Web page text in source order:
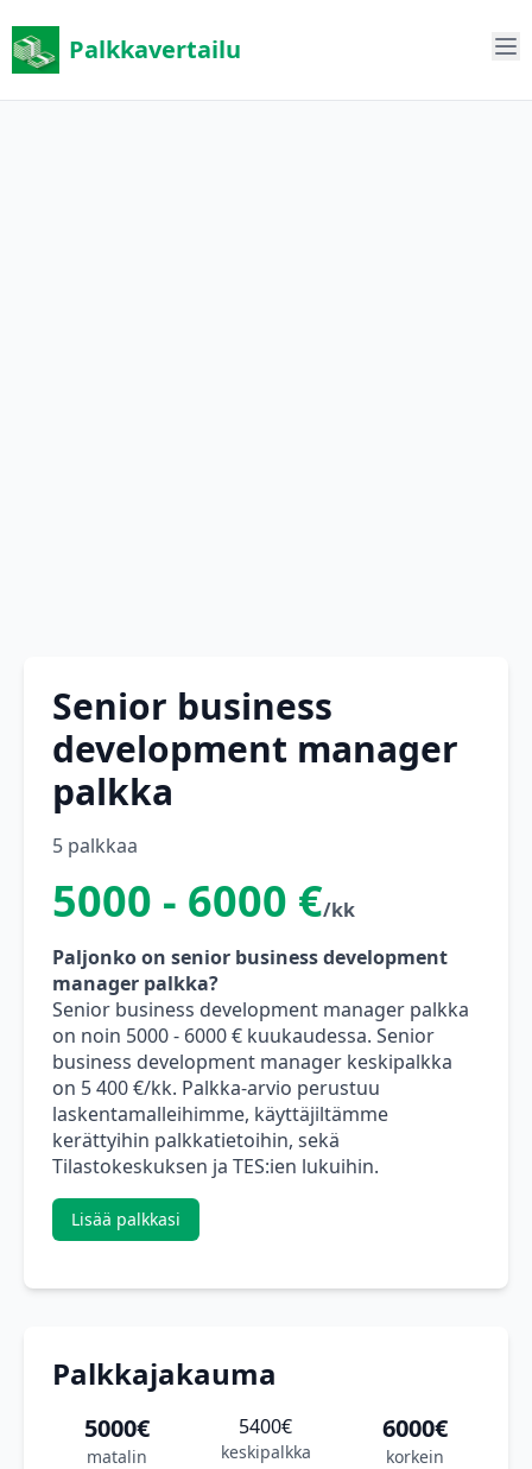
Palkkavertailu
Senior business
development manager
palkka
5 palkkaa
5000 - 6000 €/kk
Paljonko on senior business development
manager palkka?
Senior business development manager palkka
on noin 5000 - 6000 € kuukaudessa. Senior
business development manager keskipalkka
on 5 400 €/kk. Palkka-arvio perustuu
laskentamalleihimme, käyttäjiltämme
kerättyihin palkkatietoihin, sekä
Tilastokeskuksen ja TES:ien lukuihin.
Lisää palkkasi
Palkkajakauma
5000€
matalin
5400€
keskipalkka
6000€
korkein